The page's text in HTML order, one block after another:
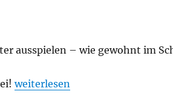
ausspielen – wie gewohnt im
„Vereinsmeisterschaft 2013/2014“
weiterlesen